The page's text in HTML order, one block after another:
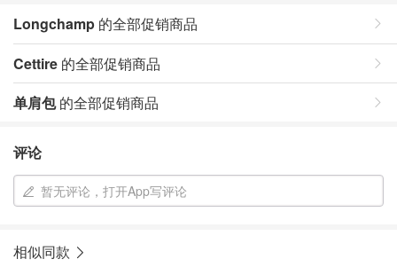
Longchamp 的全部促销商品
Cettire 的全部促销商品
单肩包的全部促销商品
评论
暂无评论，打开App写评论
相似同款